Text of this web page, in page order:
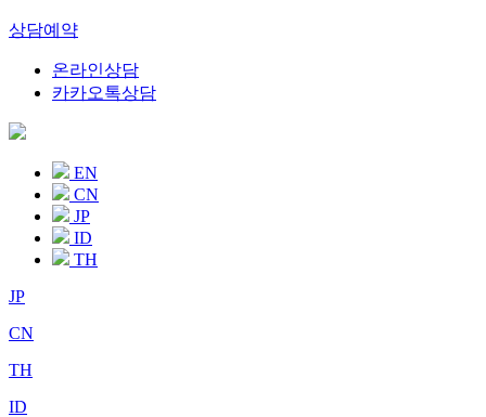
상담예약
온라인상담
카카오톡상담
EN
CN
JP
ID
TH
JP
CN
TH
ID